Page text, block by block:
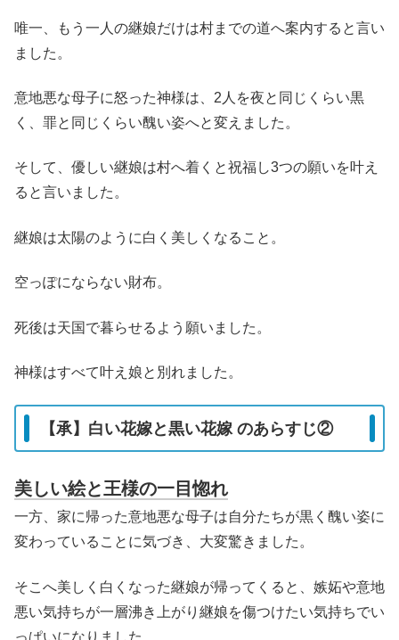
唯一、もう一人の継娘だけは村までの道へ案内すると言い
ました。
意地悪な母子に怒った神様は、2人を夜と同じくらい黒
く、罪と同じくらい醜い姿へと変えました。
そして、優しい継娘は村へ着くと祝福し3つの願いを叶え
ると言いました。
継娘は太陽のように白く美しくなること。
空っぽにならない財布。
死後は天国で暮らせるよう願いました。
神様はすべて叶え娘と別れました。
【承】白い花嫁と黒い花嫁 のあらすじ②
美しい絵と王様の一目惚れ
一方、家に帰った意地悪な母子は自分たちが黒く醜い姿に
変わっていることに気づき、大変驚きました。
そこへ美しく白くなった継娘が帰ってくると、嫉妬や意地
悪い気持ちが一層沸き上がり継娘を傷つけたい気持ちでい
っぱいになりました。